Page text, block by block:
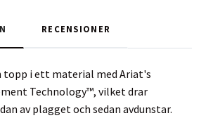
RECENSIONER
topp i ett material med Ariat's
Technology™, vilket drar
av plagget och sedan avdunstar.